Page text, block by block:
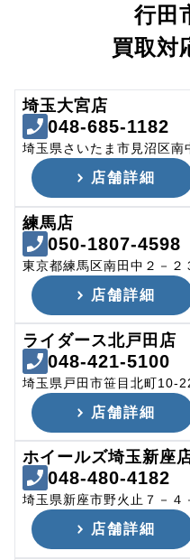
行田
買取対
埼玉大宮店
048-685-1182
埼玉県さいたま市見沼区南
店舗詳細
練馬店
050-1807-4598
東京都練馬区南田中２－２
店舗詳細
ライダース北戸田店
048-421-5100
埼玉県戸田市笹目北町10-
店舗詳細
ホイールズ埼玉新座
048-480-4182
埼玉県新座市野火止７－４
店舗詳細